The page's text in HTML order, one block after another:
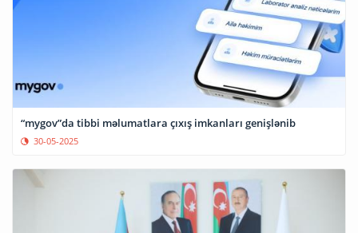
“mygov”da tibbi məlumatlara çıxış imkanları genişlənib
30-05-2025